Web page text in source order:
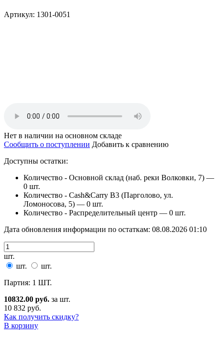
Артикул: 1301-0051
Нет в наличии на основном складе
Сообщить о поступлении Добавить к сравнению
Доступны остатки:
Количество - Основной склад (наб. реки Волковки, 7) —
0 шт.
Количество - Cash&Carry B3 (Парголово, ул.
Ломоносова, 5) — 0 шт.
Количество - Распределительный центр — 0 шт.
Дата обновления информации по остаткам: 08.08.2026 01:10
шт.
шт.
шт.
Партия: 1 ШТ.
10832.00 руб. за шт.
10 832 руб.
Как получить скидку?
В корзину